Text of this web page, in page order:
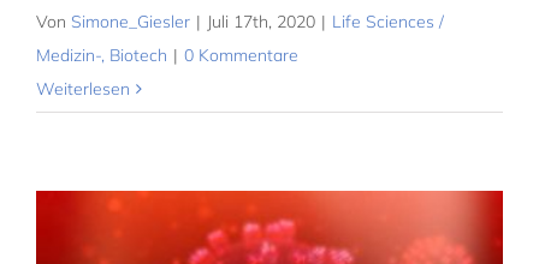
Von Simone_Giesler | Juli 17th, 2020 | Life Sciences /
Medizin-, Biotech | 0 Kommentare
Weiterlesen